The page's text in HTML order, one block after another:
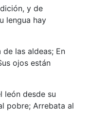
y de
lengua hay
las aldeas; En
ojos están
león desde su
pobre; Arrebata al